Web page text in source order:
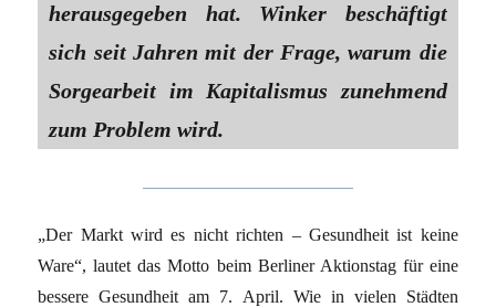
herausgegeben hat. Winker beschäftigt
sich seit Jahren mit der Frage, warum die
Sorgearbeit im Kapitalismus zunehmend
zum Problem wird.
„Der Markt wird es nicht richten – Gesundheit ist keine
Ware“, lautet das Motto beim Berliner Aktionstag für eine
bessere Gesundheit am 7. April. Wie in vielen Städten